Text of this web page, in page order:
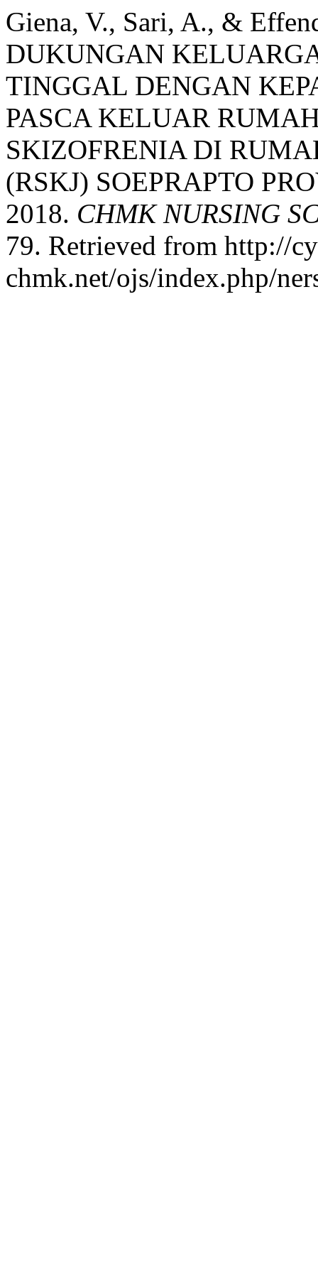
Giena, V., Sari, A., &
DUKUNGAN
TINGGAL DENGAN
PASCA KELUAR
SKIZOFRENIA DI
(RSKJ) SOEPRAPTO
2018. CHMK NURSING
79. Retrieved from http://
chmk.net/ojs/index.php/